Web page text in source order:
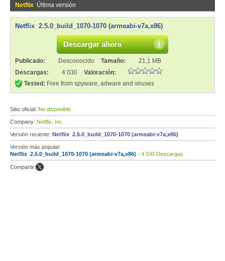
Netflix Última versión
Netflix 2.5.0_build_1070-1070 (armeabi-v7a,x86)
Descargar ahora
Publicado: Desconocido Tamaño:
21,1 MB
Descargas:
4 030
Valoración:
Tested: Free from spyware, adware and viruses
Sitio oficial: No disponible
Company: Netflix, Inc.
Versión reciente: Netflix 2.5.0_build_1070-1070 (armeabi-v7a,x86)
Versión más popular:
Netflix 2.5.0_build_1070-1070 (armeabi-v7a,x86) - 4 030 Descargas
Compartir: